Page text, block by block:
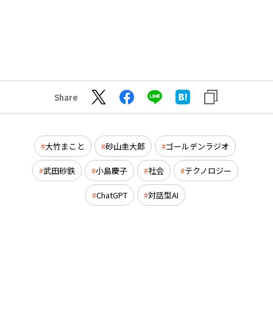
Share
大竹まこと 砂山圭大郎 ゴールデンラジオ
武田砂鉄 小島慶子 社会 テクノロジー
ChatGPT 対話型AI